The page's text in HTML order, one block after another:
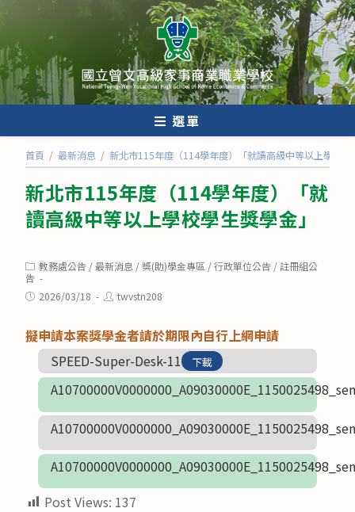
轉
至
主
要
內
選單
首頁 / 最新消息 / 新北市115年度（114學年度）「就讀高級中等以上學校學
新北市115年度（114學年度）「就
讀高級中等以上學校學生獎學金」
Post
category:
教務處公告 /最新消息 /獎(助)學金專區 /行政單位公告 /註冊組公
告
Post2026/03/18
Posttwvstn208
擬申請本案獎學金者請於期限內自行上網申請
SPEED-Super-Desk-11
下載
Post Views: 137